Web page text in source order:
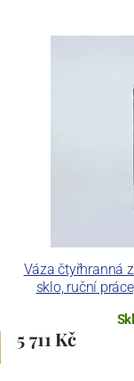
Váza čtyřhranná
sklo, ruční
5 711 Kč